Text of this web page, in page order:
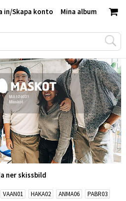
Mina album
in/Skapa konto
ner skissbild
VAAN01 HAKA02 ANMA06
PABR03